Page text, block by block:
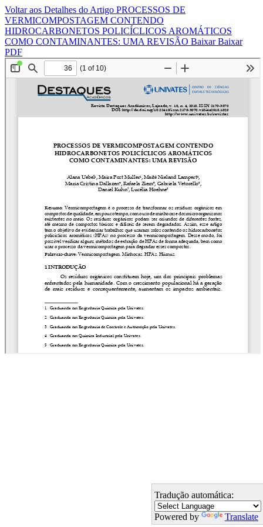
Voltar aos Detalhes do Artigo PROCESSOS DE
VERMICOMPOSTAGEM CONTENDO
HIDROCARBONETOS POLICÍCLICOS AROMÁTICOS
COMO CONTAMINANTES: UMA REVISÃO BaixarBaixar
PDF
Tradução automática:
Powered by Translate